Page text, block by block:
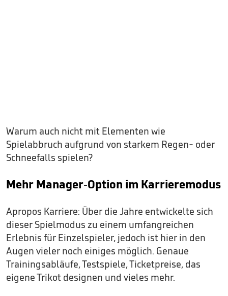
Warum auch nicht mit Elementen wie
Spielabbruch aufgrund von starkem Regen- oder
Schneefalls spielen?
Mehr Manager-Option im Karrieremodus
Apropos Karriere: Über die Jahre entwickelte sich
dieser Spielmodus zu einem umfangreichen
Erlebnis für Einzelspieler, jedoch ist hier in den
Augen vieler noch einiges möglich. Genaue
Trainingsabläufe, Testspiele, Ticketpreise, das
eigene Trikot designen und vieles mehr.